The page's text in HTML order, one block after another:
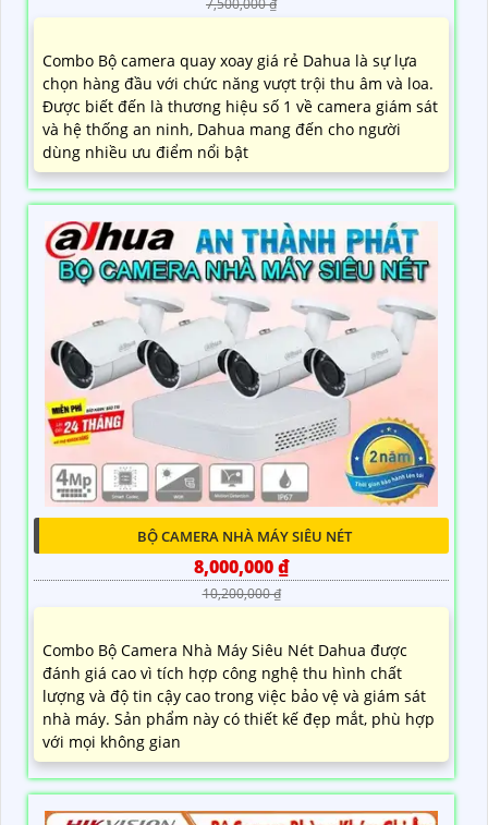
Combo Bộ camera quay xoay giá rẻ Dahua là sự lựa
chọn hàng đầu với chức năng vượt trội thu âm và loa.
Được biết đến là thương hiệu số 1 về camera giám sát
và hệ thống an ninh, Dahua mang đến cho người
dùng nhiều ưu điểm nổi bật
BỘ CAMERA NHÀ MÁY SIÊU NÉT
8,000,000 ₫
10,200,000 ₫
Combo Bộ Camera Nhà Máy Siêu Nét Dahua được
đánh giá cao vì tích hợp công nghệ thu hình chất
lượng và độ tin cậy cao trong việc bảo vệ và giám sát
nhà máy. Sản phẩm này có thiết kế đẹp mắt, phù hợp
với mọi không gian